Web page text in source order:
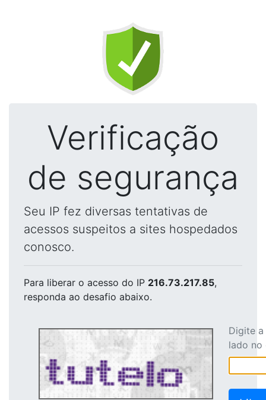
Verificação
de segurança
Seu IP fez diversas tentativas de
acessos suspeitos a sites hospedados
conosco.
Para liberar o acesso do IP 216.73.217.85,
responda ao desafio abaixo.
Digite
lado no